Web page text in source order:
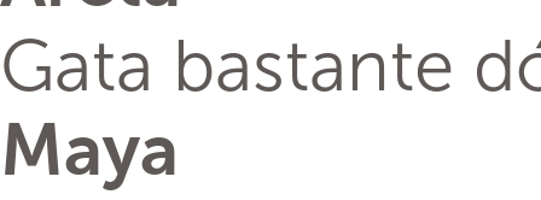
Gata bastante
Maya